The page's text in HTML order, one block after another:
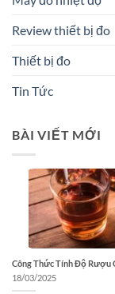
Review thiết bị đo
Thiết bị đo
Tin Tức
BÀI VIẾT MỚI
Công Thức Tính Độ Rượu
18/03/2025